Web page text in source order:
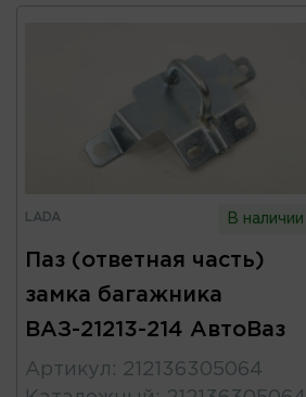
LADA В наличии
Паз (ответная часть)
замка багажника
ВАЗ-21213-214 АвтоВаз
Артикул : 212136305064